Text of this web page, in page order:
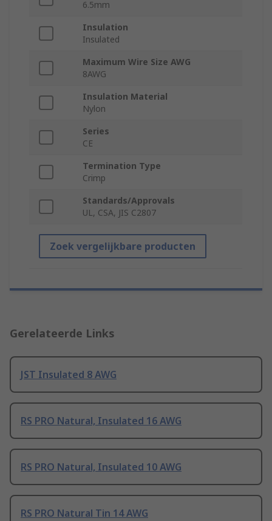
6.5mm
Insulation
Insulated
Maximum Wire Size AWG
8AWG
Insulation Material
Nylon
Series
CE
Termination Type
Crimp
Standards/Approvals
UL, CSA, JIS C2807
Zoek vergelijkbare producten
Gerelateerde Links
JST Insulated 8 AWG
RS PRO Natural, Insulated 16 AWG
RS PRO Natural, Insulated 10 AWG
RS PRO Natural Tin 14 AWG